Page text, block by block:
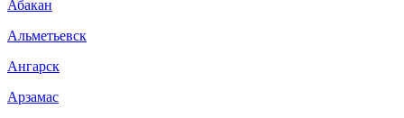
Абакан
Альметьевск
Ангарск
Арзамас